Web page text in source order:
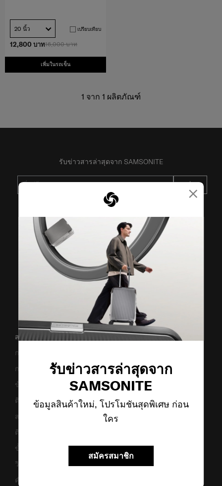
×
รับข่าวสารล่าสุดจาก
SAMSONITE
ข้อมูลสินค้าใหม่, โปรโมชันสุดพิเศษ ก่อน
ใคร
สมัครสมาชิก
16,000 บาท
12,800 บาท
เพิ่มในรถเข็น
20 นิ้ว เปรียบเทียบ
1 จาก 1 ผลิตภัณฑ์
รับข่าวสารล่าสุดจาก SAMSONITE
ส่ง
VISIT OUR OTHER BRANDS
สนับสนุน/คำถามที่พบบ่อย
การขนส่งและการจัดส่ง
การคืนสินค้าและการคืนเงิน
ข้อกำหนดและเงื่อนไขการรับประกัน
ติดต่อเรา
สอบถามข้อมูลทางธุรกิจ
ติดตามสถานะสินค้า
ขั้นตอนการผ่อนชำระ
วิธีเซ็ตรหัสล็อค
คำแนะนำในการดูแล